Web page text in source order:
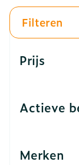
Filteren
Prijs
Actieve
Merken